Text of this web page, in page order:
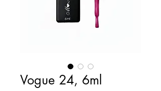
Vogue 24, 6ml